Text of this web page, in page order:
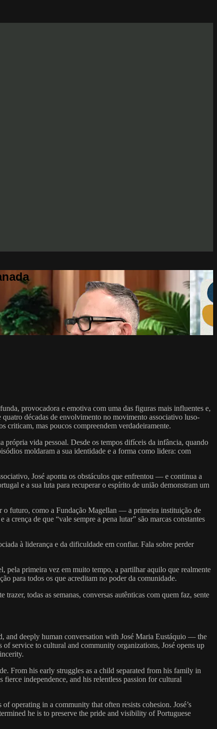
provocadora e emotiva com uma das figuras mais influentes e,
décadas de envolvimento no movimento associativo luso-
criticam, mas poucos compreendem verdadeiramente.
vida pessoal. Desde os tempos difíceis da infância, quando
moldaram a sua identidade e a forma como lidera: com
José aponta os obstáculos que enfrentou — e continua a
e a sua luta para recuperar o espírito de união demonstram um
o futuro, como a Fundação Magellan — a primeira instituição de
crença de que “vale sempre a pena lutar” são marcas constantes
à liderança e da dificuldade em confiar. Fala sobre perder
pela primeira vez em muito tempo, a partilhar aquilo que realmente
para todos os que acreditam no poder da comunidade.
todas as semanas, conversas autênticas com quem faz, sente
and deeply human conversation with José Maria Eustáquio — the
service to cultural and community organizations, José opens up
From his early struggles as a child separated from his family in
independence, and his relentless passion for cultural
operating in a community that often resists cohesion. José’s
he is to preserve the pride and visibility of Portuguese